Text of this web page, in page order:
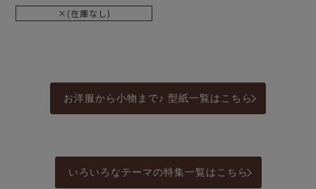
×(在庫なし)
お洋服から小物まで♪ 型紙一覧はこちら
いろいろなテーマの特集一覧はこちら